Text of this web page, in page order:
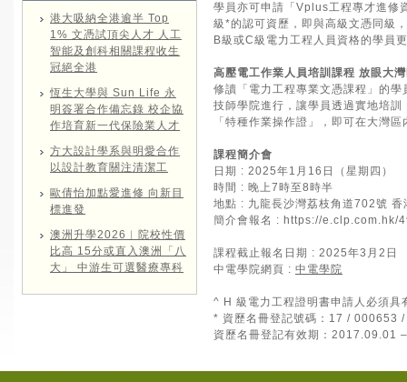
港大吸納全港逾半 Top
1% 文憑試頂尖人才 人工
智能及創科相關課程收生
冠絕全港
恆生大學與 Sun Life 永
明簽署合作備忘錄 校企協
作培育新一代保險業人才
方大設計學系與明愛合作
以設計教育關注清潔工
歐倩怡加點愛進修 向新目
標進發
澳洲升學2026︱院校性價
比高 15分或直入澳洲「八
大」 中游生可選醫療專科
學員亦可申請「Vplus工程專才進修
級*的認可資歷，即與高級文憑同級
B級或C級電力工程人員資格的學員
高壓電工作業人員培訓課程 放眼大
修讀「電力工程專業文憑課程」的
技師學院進行，讓學員透過實地培
「特種作業操作證」，即可在大灣
課程簡介會
日期 : 2025年1月16日（星期四）
時間 : 晚上7時至8時半
地點 : 九龍長沙灣荔枝角道702號
簡介會報名 : https://e.clp.com.hk/
課程截止報名日期 : 2025年3月2日
中電學院網頁 : 中電學院
^ H 級電力工程證明書申請人必須
* 資歷名冊登記號碼：17 / 000653
資歷名冊登記有效期：2017.09.01